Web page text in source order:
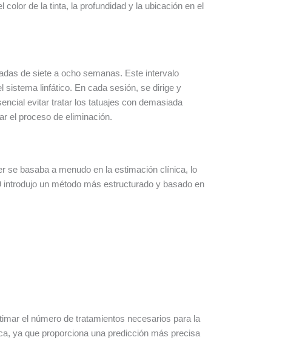
de la tinta, la profundidad y la ubicación en el
de siete a ocho semanas. Este intervalo
sistema linfático. En cada sesión, se dirige y
evitar tratar los tatuajes con demasiada
el proceso de eliminación.
se basaba a menudo en la estimación clínica, lo
un método más estructurado y basado en
el número de tratamientos necesarios para la
ya que proporciona una predicción más precisa